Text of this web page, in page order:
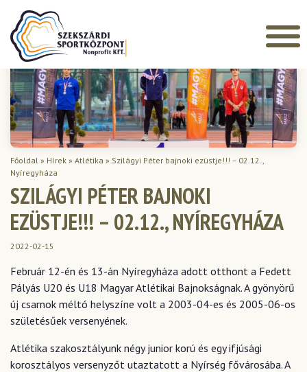
Főoldal » Hírek » Atlétika » Szilágyi Péter bajnoki ezüstje!!! – 02.12.,
Nyíregyháza
SZILÁGYI PÉTER BAJNOKI
EZÜSTJE!!! – 02.12., NYÍREGYHÁZA
2022-02-15
Február 12-én és 13-án Nyíregyháza adott otthont a Fedett
Pályás U20 és U18 Magyar Atlétikai Bajnokságnak. A gyönyörű
új csarnok méltó helyszíne volt a 2003-04-es és 2005-06-os
születésűek versenyének.
Atlétika szakosztályunk négy junior korú és egy ifjúsági
korosztályos versenyzőt utaztatott a Nyírség fővárosába. A